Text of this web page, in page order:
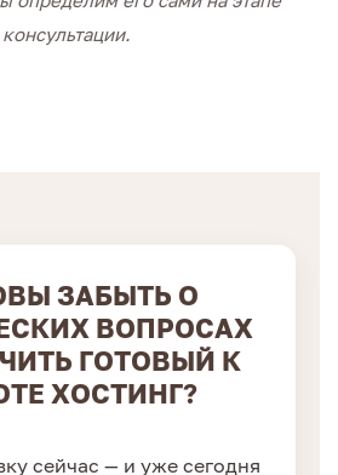
консультации.
ЗАБЫТЬ О
ВОПРОСАХ
ГОТОВЫЙ К
ХОСТИНГ?
сейчас — и уже сегодня